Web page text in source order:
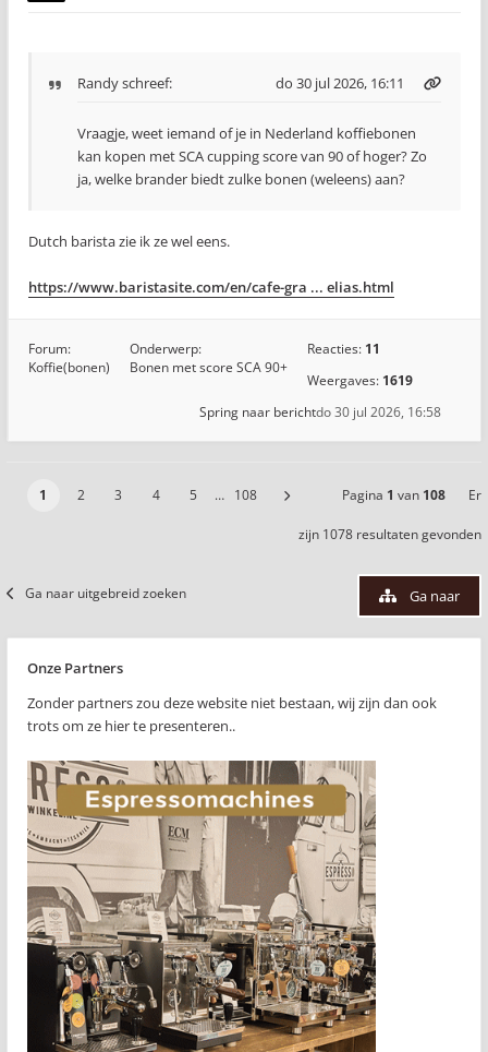
Randyschreef: do 30 jul 2026, 16:11
Vraagje, weet iemand of je in Nederland koffiebonen
kan kopen met SCA cupping score van 90 of hoger? Zo
ja, welke brander biedt zulke bonen (weleens) aan?
Dutch barista zie ik ze wel eens.
https://www.baristasite.com/en/cafe-gra ... elias.html
Forum:
Koffie(bonen)
Onderwerp:
Bonen met score SCA 90+
Reacties: 11
Weergaves: 1619
do 30 jul 2026, 16:58
Spring naar bericht
1 2 3 4 5 … 108 Pagina 1 van 108 Er
zijn 1078 resultaten gevonden
Ga naar uitgebreid zoeken Ga naar
Onze Partners
Zonder partners zou deze website niet bestaan, wij zijn dan ook
trots om ze hier te presenteren..